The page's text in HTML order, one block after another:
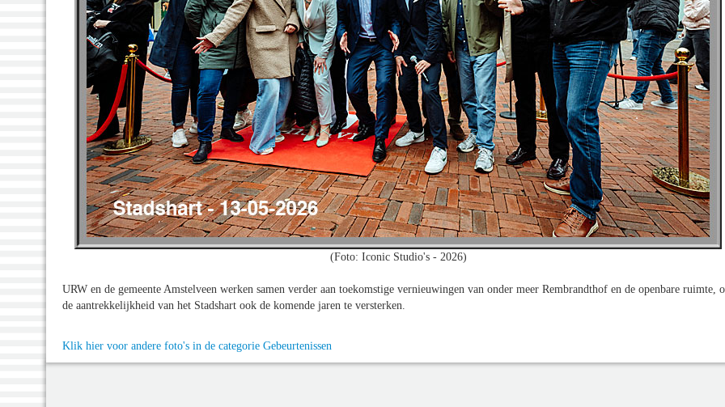
(Foto: Iconic Studio's - 2026)
URW en de gemeente Amstelveen werken samen verder aan toekomstige vernieuwingen van onder meer Rembrandthof en de openbare ruimte,
de aantrekkelijkheid van het Stadshart ook de komende jaren te versterken.
Klik hier voor andere foto's in de categorie Gebeurtenissen